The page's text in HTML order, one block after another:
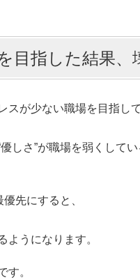
指した結果、
スが少ない職場を目指して
しさ”が職場を弱くして
先にすると、
ようになります。
す。